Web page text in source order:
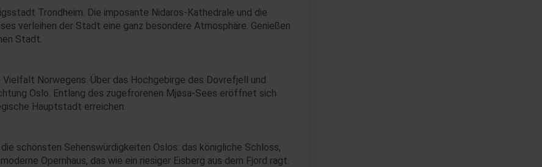
Trondheim. Die imposante Nidaros-Kathedrale und die
verleihen der Stadt eine ganz besondere Atmosphäre. Genießen
Stadt.
Norwegens. Über das Hochgebirge des Dovrefjell und
Oslo. Entlang des zugefrorenen Mjøsa-Sees eröffnet sich
Hauptstadt erreichen.
schönsten Sehenswürdigkeiten Oslos: das königliche Schloss,
Opernhaus, das wie ein riesiger Eisberg aus dem Fjord ragt.